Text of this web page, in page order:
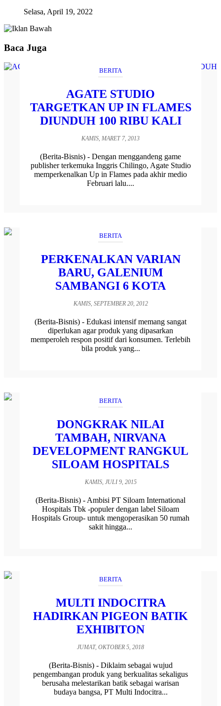
Selasa, April 19, 2022
Baca Juga
BERITA
AGATE STUDIO
TARGETKAN UP IN FLAMES
DIUNDUH 100 RIBU KALI
KAMIS, MARET 7, 2013
(Berita-Bisnis) - Dengan menggandeng game
publisher terkemuka Inggris Chilingo, Agate Studio
memperkenalkan Up in Flames pada akhir medio
Februari lalu....
BERITA
PERKENALKAN VARIAN
BARU, GALENIUM
SAMBANGI 6 KOTA
KAMIS, SEPTEMBER 20, 2012
(Berita-Bisnis) - Edukasi intensif memang sangat
diperlukan agar produk yang dipasarkan
memperoleh respon positif dari konsumen. Terlebih
bila produk yang...
BERITA
DONGKRAK NILAI
TAMBAH, NIRVANA
DEVELOPMENT RANGKUL
SILOAM HOSPITALS
KAMIS, JULI 9, 2015
(Berita-Bisnis) - Ambisi PT Siloam International
Hospitals Tbk -populer dengan label Siloam
Hospitals Group- untuk mengoperasikan 50 rumah
sakit hingga...
BERITA
MULTI INDOCITRA
HADIRKAN PIGEON BATIK
EXHIBITON
JUMAT, OKTOBER 5, 2018
(Berita-Bisnis) - Diklaim sebagai wujud
pengembangan produk yang berkualitas sekaligus
berusaha melestarikan batik sebagai warisan
budaya bangsa, PT Multi Indocitra...